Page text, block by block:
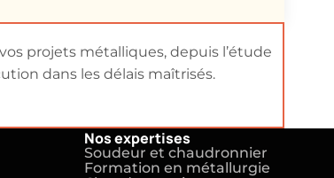
projets métalliques, depuis l’étude
dans les délais maîtrisés.
Nos expertises
Soudeur et chaudronnier
Formation en métallurgie